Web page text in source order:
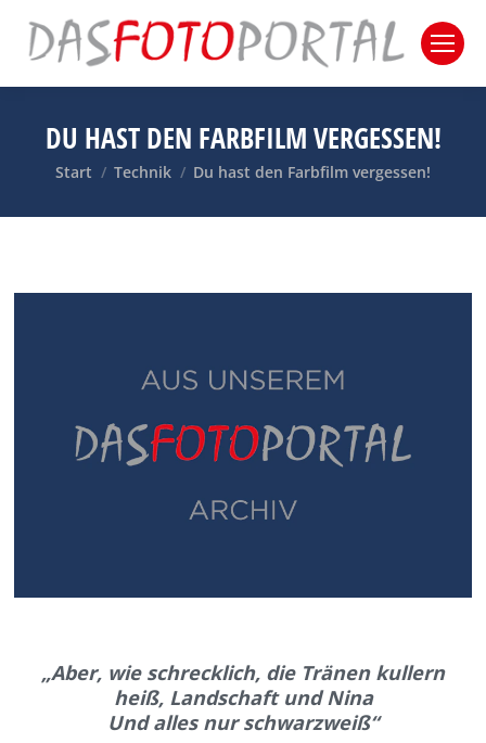
DU HAST DEN FARBFILM VERGESSEN!
Sie befinden sich hier:
Start Technik Du hast den Farbfilm vergessen!
„Aber, wie schrecklich, die Tränen kullern
heiß, Landschaft und Nina
Und alles nur schwarzweiß“